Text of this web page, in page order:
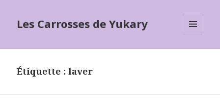
Les Carrosses de Yukary
Étiquette :laver